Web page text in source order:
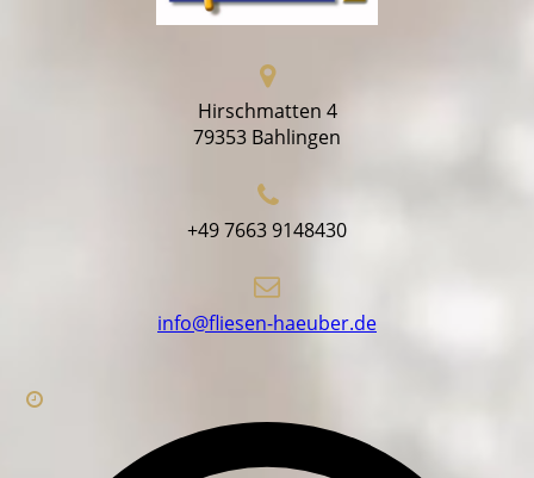
Hirschmatten 4
79353 Bahlingen
+49 7663 9148430
info@fliesen-haeuber.de